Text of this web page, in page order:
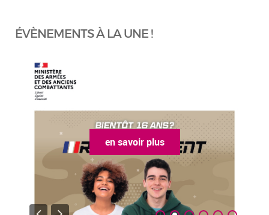
ÉVÈNEMENTS À LA UNE !
en savoir plus